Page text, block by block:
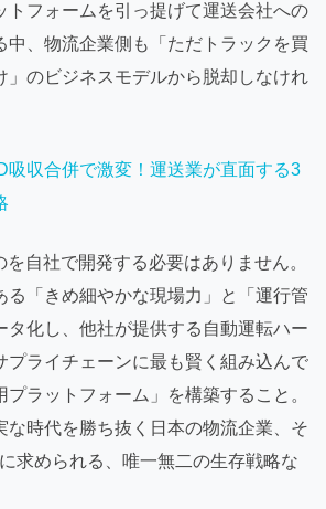
トフォームを引っ提げて運送会社への
中、物流企業側も「ただトラックを買
」のビジネスモデルから脱却しなけれ
吸収合併で激変！運送業が直面する3
自社で開発する必要はありません。
る「きめ細やかな現場力」と「運行管
タ化し、他社が提供する自動運転ハー
プライチェーンに最も賢く組み込んで
ラットフォーム」を構築すること。
な時代を勝ち抜く日本の物流企業、そ
求められる、唯一無二の生存戦略な